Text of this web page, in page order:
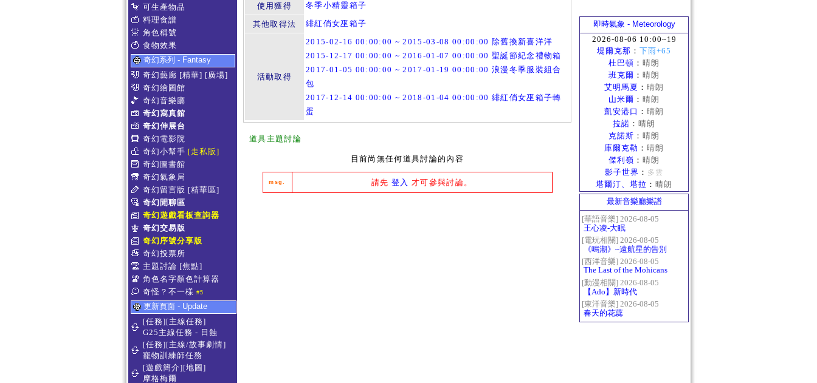
可生產物品
料理食譜
角色稱號
食物效果
奇幻系列 - Fantasy
奇幻藝廊 [精華] [廣場]
奇幻繪圖館
奇幻音樂廳
奇幻寫真館
奇幻伸展台
奇幻電影院
奇幻小幫手 [走私販]
奇幻圖書館
奇幻氣象局
奇幻留言版 [精華區]
奇幻閒聊區
奇幻遊戲看板查詢器
奇幻交易版
奇幻序號分享版
奇幻投票所
主題討論 [焦點]
角色名字顏色計算器
奇怪？不一樣 #5
更新頁面 - Update
[任務][主線任務]
G25主線任務 - 日蝕
[任務][主線/故事劇情]
寵物訓練師任務
[遊戲簡介][地圖]
摩格梅爾
使用獲得
冬季小精靈箱子
其他取得法 緋紅俏女巫箱子
活動取得
2015-02-16 00:00:00 ~ 2015-03-08 00:00:00 除舊換新喜洋洋
2015-12-17 00:00:00 ~ 2016-01-07 00:00:00 聖誕節紀念禮物箱
2017-01-05 00:00:00 ~ 2017-01-19 00:00:00 浪漫冬季服裝組合
包
2017-12-14 00:00:00 ~ 2018-01-04 00:00:00 緋紅俏女巫箱子轉
蛋
道具主題討論
目前尚無任何道具討論的內容
msg. 請先 登入 才可參與討論。
即時氣象 - Meteorology
2026-08-06 10:00~19
堤爾克那 ： 下雨+65
杜巴頓 ： 晴朗
班克爾 ： 晴朗
艾明馬夏 ： 晴朗
山米爾 ： 晴朗
凱安港口 ： 晴朗
拉諾 ： 晴朗
克諾斯 ： 晴朗
庫爾克勒 ： 晴朗
傑利嶺 ： 晴朗
影子世界 ： 多雲
塔爾汀、塔拉 ： 晴朗
最新音樂廳樂譜
[華語音樂] 2026-08-05
王心凌-大眠
[電玩相關] 2026-08-05
《鳴潮》~遠航星的告別
[西洋音樂] 2026-08-05
The Last of the Mohicans
最後的莫西乾人
[動漫相關] 2026-08-05
【Ado】新時代
[東洋音樂] 2026-08-05
春天的花蕊